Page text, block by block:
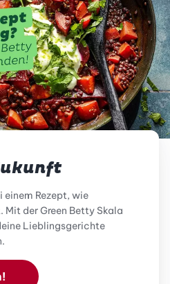
einem Rezept, wie
der Green Betty Skala
Lieblingsgerichte